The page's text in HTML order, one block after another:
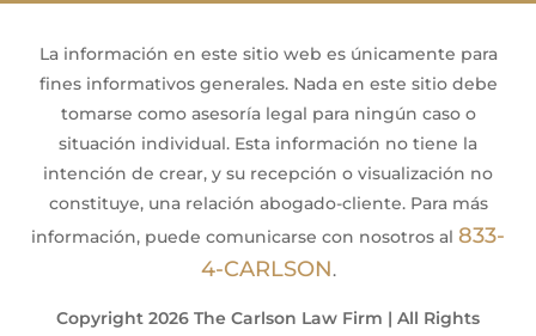
La información en este sitio web es únicamente para
fines informativos generales. Nada en este sitio debe
tomarse como asesoría legal para ningún caso o
situación individual. Esta información no tiene la
intención de crear, y su recepción o visualización no
constituye, una relación abogado-cliente. Para más
información, puede comunicarse con nosotros al 833-
4-CARLSON.
Copyright 2026 The Carlson Law Firm | All Rights